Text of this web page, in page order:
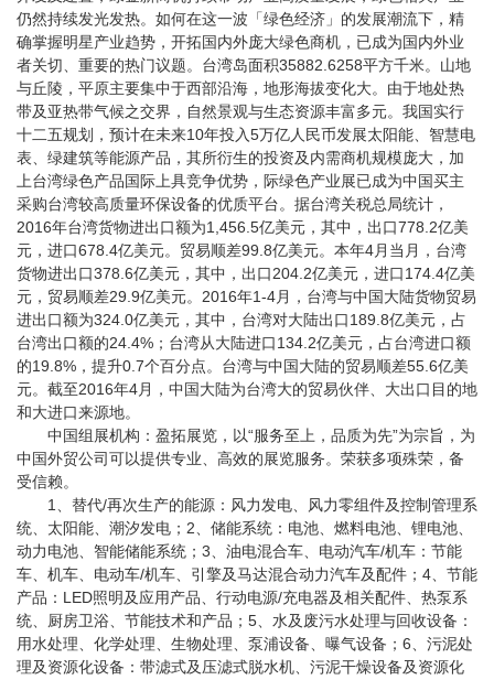
仍然持续发光发热。如何在这一波「绿色经济」的发展潮流下，精
确掌握明星产业趋势，开拓国内外庞大绿色商机，已成为国内外业
者关切、重要的热门议题。台湾岛面积35882.6258平方千米。山地
与丘陵，平原主要集中于西部沿海，地形海拔变化大。由于地处热
带及亚热带气候之交界，自然景观与生态资源丰富多元。我国实行
十二五规划，预计在未来10年投入5万亿人民币发展太阳能、智慧电
表、绿建筑等能源产品，其所衍生的投资及内需商机规模庞大，加
上台湾绿色产品国际上具竞争优势，际绿色产业展已成为中国买主
采购台湾较高质量环保设备的优质平台。据台湾关税总局统计，
2016年台湾货物进出口额为1,456.5亿美元，其中，出口778.2亿美
元，进口678.4亿美元。贸易顺差99.8亿美元。本年4月当月，台湾
货物进出口378.6亿美元，其中，出口204.2亿美元，进口174.4亿美
元，贸易顺差29.9亿美元。2016年1-4月，台湾与中国大陆货物贸易
进出口额为324.0亿美元，其中，台湾对大陆出口189.8亿美元，占
台湾出口额的24.4%；台湾从大陆进口134.2亿美元，占台湾进口额
的19.8%，提升0.7个百分点。台湾与中国大陆的贸易顺差55.6亿美
元。截至2016年4月，中国大陆为台湾大的贸易伙伴、大出口目的地
和大进口来源地。
中国组展机构：盈拓展览，以“服务至上，品质为先”为宗旨，为
中国外贸公司可以提供专业、高效的展览服务。荣获多项殊荣，备
受信赖。
1、替代/再次生产的能源：风力发电、风力零组件及控制管理系
统、太阳能、潮汐发电；2、储能系统：电池、燃料电池、锂电池、
动力电池、智能储能系统；3、油电混合车、电动汽车/机车：节能
车、机车、电动车/机车、引擎及马达混合动力汽车及配件；4、节能
产品：LED照明及应用产品、行动电源/充电器及相关配件、热泵系
统、厨房卫浴、节能技术和产品；5、水及废污水处理与回收设备：
用水处理、化学处理、生物处理、泵浦设备、曝气设备；6、污泥处
理及资源化设备：带滤式及压滤式脱水机、污泥干燥设备及资源化